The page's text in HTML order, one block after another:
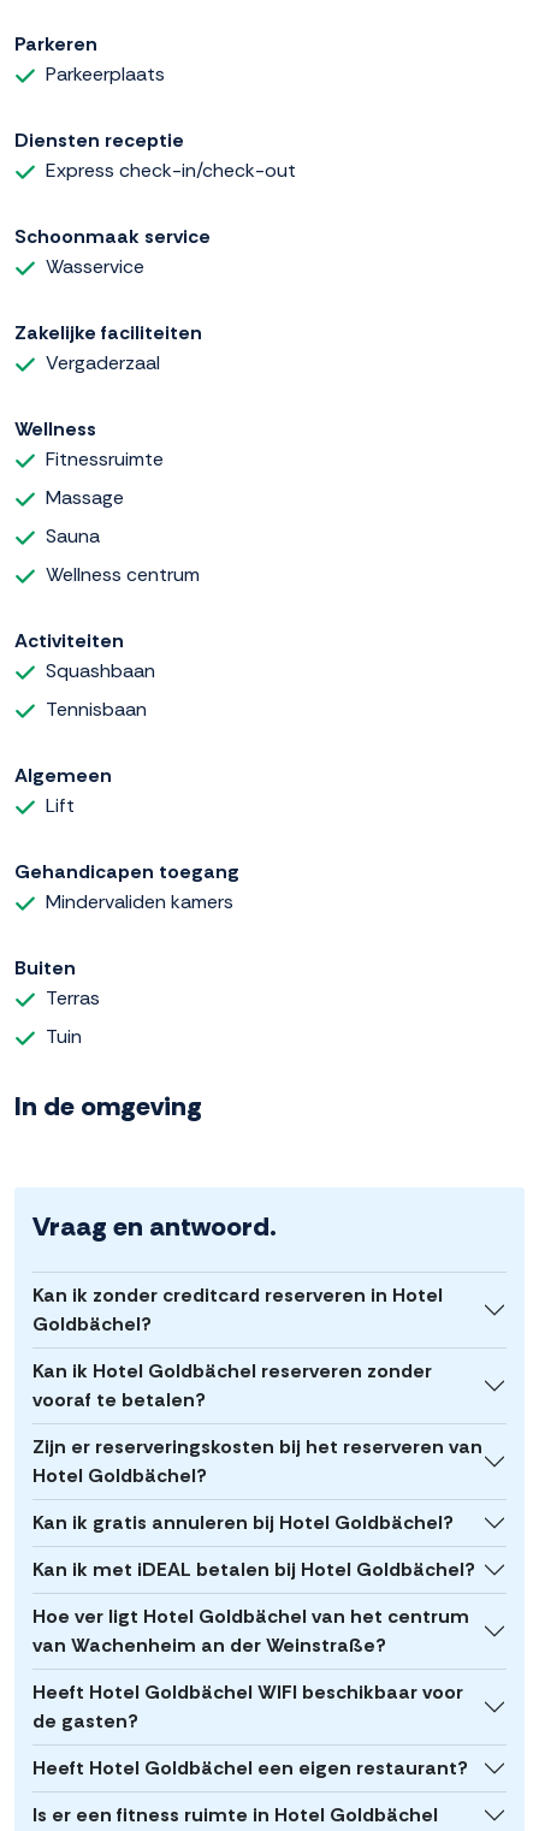
Parkeren
Parkeerplaats
Diensten receptie
Express check-in/check-out
Schoonmaak service
Wasservice
Zakelijke faciliteiten
Vergaderzaal
Wellness
Fitnessruimte
Massage
Sauna
Wellness centrum
Activiteiten
Squashbaan
Tennisbaan
Algemeen
Lift
Gehandicapen toegang
Mindervaliden kamers
Buiten
Terras
Tuin
In de omgeving
Vraag en antwoord.
Kan ik zonder creditcard reserveren in Hotel
Goldbächel?
Kan ik Hotel Goldbächel reserveren zonder
vooraf te betalen?
Zijn er reserveringskosten bij het reserveren van
Hotel Goldbächel?
Kan ik gratis annuleren bij Hotel Goldbächel?
Kan ik met iDEAL betalen bij Hotel Goldbächel?
Hoe ver ligt Hotel Goldbächel van het centrum
van Wachenheim an der Weinstraße?
Heeft Hotel Goldbächel WIFI beschikbaar voor
de gasten?
Heeft Hotel Goldbächel een eigen restaurant?
Is er een fitness ruimte in Hotel Goldbächel